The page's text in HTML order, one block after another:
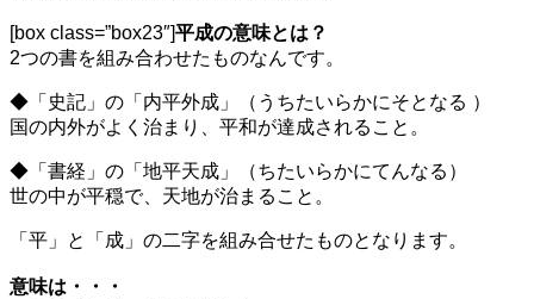
[box class=”box23″]平成の意味とは？
2つの書を組み合わせたものなんです。
◆「史記」の「内平外成 」
（うちたいらかにそとなる ）
国の内外がよく治まり、平和が達成されること。
◆「書経」の「地平天成 」
（ちたいらかにてんなる）
世の中が平穏で、天地が治まること。
「平」と「成」の二字を組み合せたものとなります。
意味は・・・